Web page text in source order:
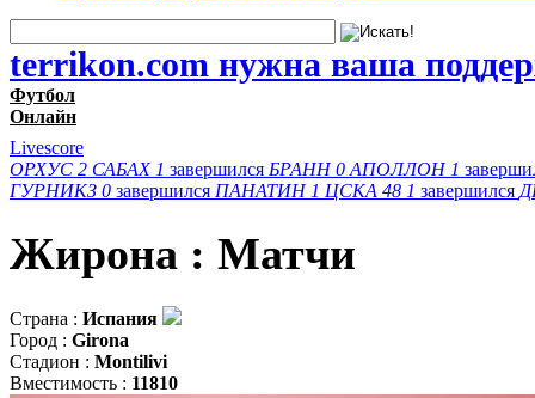
terrikon.com нужна ваша
Футбол
Онлайн
Livescore
ОРХУС 2 САБАХ 1 завершился БРАНН 0 АПОЛЛОН 1
ГУРНИКЗ 0 завершился ПАНАТИН 1 ЦСКА 48 1 завершился
Жирона : Матчи
Страна : Испания
Город : Girona
Стадион : Montilivi
Вместимость : 11810